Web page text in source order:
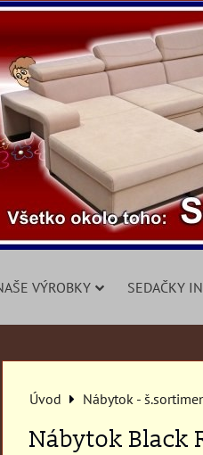
VÝROBKY SEDAČKY
Úvod Nábytok -
Nábytok Black